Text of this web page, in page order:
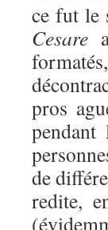
ce fut le
Cesare
pros
de
redite,